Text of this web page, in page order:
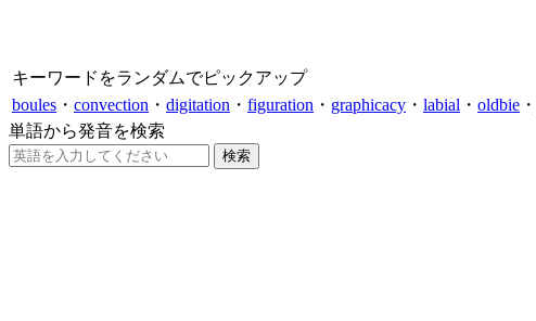
キーワードをランダムでピックアップ
boules ・ convection ・ digitation ・ figuration ・ graphicacy ・ labial ・ oldbie ・
単語から発音を検索